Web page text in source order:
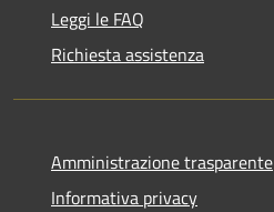
Leggi le FAQ
Richiesta assistenza
Amministrazione trasparente
Informativa privacy